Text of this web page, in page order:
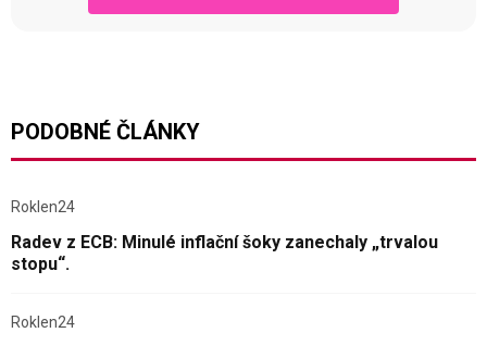
PODOBNÉ ČLÁNKY
Roklen24
Radev z ECB: Minulé inflační šoky zanechaly „trvalou
stopu“.
Roklen24